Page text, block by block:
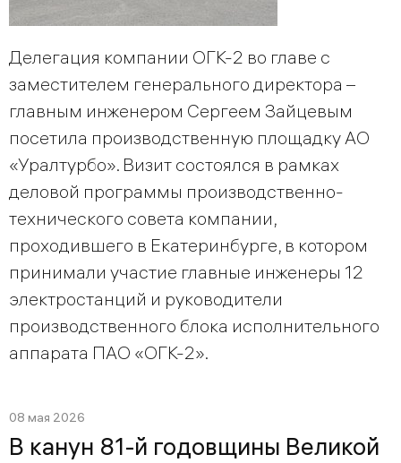
Делегация компании ОГК-2 во главе с
заместителем генерального директора –
главным инженером Сергеем Зайцевым
посетила производственную площадку АО
«Уралтурбо». Визит состоялся в рамках
деловой программы производственно-
технического совета компании,
проходившего в Екатеринбурге, в котором
принимали участие главные инженеры 12
электростанций и руководители
производственного блока исполнительного
аппарата ПАО «ОГК-2».
08 мая 2026
В канун 81-й годовщины Великой